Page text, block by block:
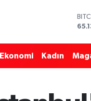
Ekonomi Kadın